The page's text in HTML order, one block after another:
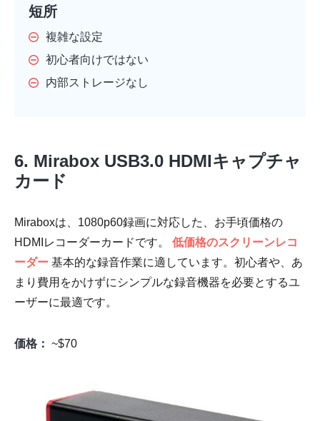
短所
複雑な設定
初心者向けではない
内部ストレージなし
6. Mirabox USB3.0 HDMIキャプチャ
カード
Miraboxは、1080p60録画に対応した、お手頃価格の
HDMIレコーダーカードです。 低価格のスクリーンレコ
ーダー 基本的な録音作業に適しています。初心者や、あ
まり費用をかけずにシンプルな録音機器を必要とするユ
ーザーに最適です。
価格： ~$70